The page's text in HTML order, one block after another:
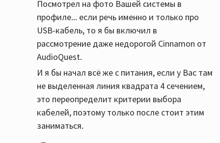
Посмотрел на фото Вашей системы в
профиле... если речь именно и только про
USB-кабель, то я бы включил в
рассмотрение даже недорогой Cinnamon от
AudioQuest.
И я бы начал всё же с питания, если у Вас там
не выделенная линия квадрата 4 сечением,
это переопределит критерии выбора
кабелей, поэтому только после стоит этим
заниматься.